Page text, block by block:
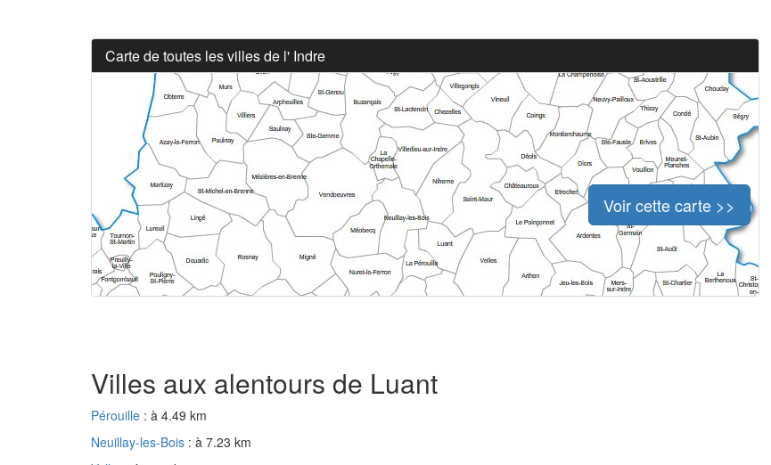
Carte de toutes les villes de l' Indre
Voir cette carte >>
Villes aux alentours de Luant
Pérouille : à 4.49 km
Neuillay-les-Bois : à 7.23 km